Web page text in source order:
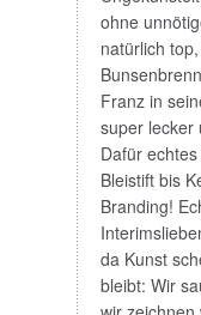
natürlich
Franz in
super lecker
Dafür
Bleistift bis
Branding!
da Kunst
bleibt: Wir
wir zeichnen
Oder so